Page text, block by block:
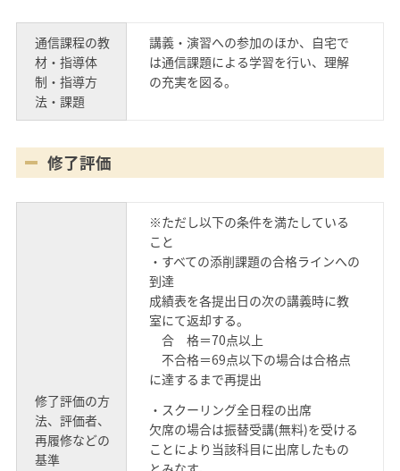
通信課程の教
材・指導体
制・指導方
法・課題
講義・演習への参加のほか、自宅で
は通信課題による学習を行い、理解
の充実を図る。
修了評価
修了評価の方
法、評価者、
再履修などの
基準
※ただし以下の条件を満たしている
こと
・すべての添削課題の合格ラインへの
到達
成績表を各提出日の次の講義時に教
室にて返却する。
合 格＝70点以上
不合格＝69点以下の場合は合格点
に達するまで再提出
・スクーリング全日程の出席
欠席の場合は振替受講(無料)を受ける
ことにより当該科目に出席したもの